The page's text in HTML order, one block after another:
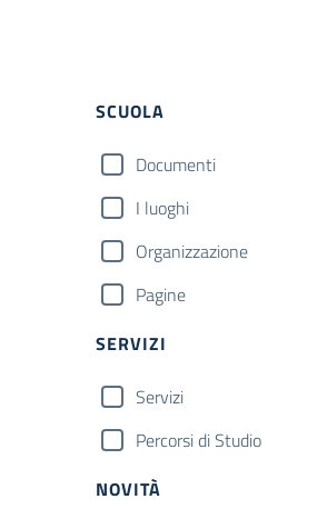
Filtri
SCUOLA
Documenti
I luoghi
Organizzazione
Pagine
SERVIZI
Servizi
Percorsi di Studio
NOVITÀ